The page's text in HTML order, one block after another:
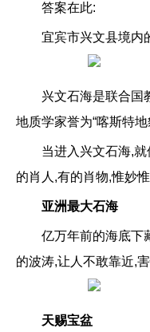
答案在此:
宜宾市兴文县境内
兴文石海是联合国
地质学家誉为“喀斯特地
当进入兴文石海,
的肖人,有的肖物,惟妙惟
亚洲最大石海
亿万年前的海底下
的波涛,让人不敢靠近,
天赐宝盆